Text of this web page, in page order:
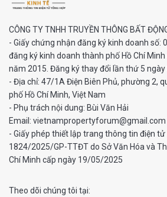
CÔNG TY TNHH TRUYỀN THÔNG BẤT
- Giấy chứng nhận đăng ký kinh doanh số:
đăng ký kinh doanh thành phố Hồ Chí
năm 2015. Đăng ký thay đổi lần thứ 5
- Địa chỉ: 47/1A Điện Biên Phủ, phường 2,
phố Hồ Chí Minh, Việt Nam
- Phụ trách nội dung: Bùi Văn Hải
Email: vietnampropertyforum@gmail.com
- Giấy phép thiết lập trang thông tin điện
1824/2025/GP-TTĐT do Sở Văn Hóa và
Chí Minh cấp ngày 19/05/2025
Theo dõi chúng tôi tại: